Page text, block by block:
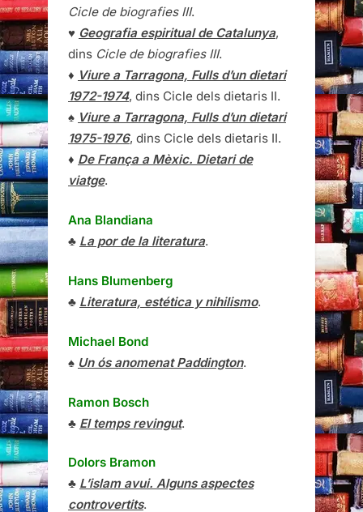
Cicle de biografies III.
♥ Geografia espiritual de Catalunya,
dins Cicle de biografies III.
♦ Viure a Tarragona, Fulls d’un dietari
1972-1974, dins Cicle dels dietaris II.
♠ Viure a Tarragona, Fulls d’un dietari
1975-1976, dins Cicle dels dietaris II.
♦ De França a Mèxic. Dietari de
viatge.
Ana Blandiana
♣ La por de la literatura.
Hans Blumenberg
♣ Literatura, estética y nihilismo.
Michael Bond
♠ Un ós anomenat Paddington.
Ramon Bosch
♣ El temps revingut.
Dolors Bramon
♣ L’islam avui. Alguns aspectes
controvertits.